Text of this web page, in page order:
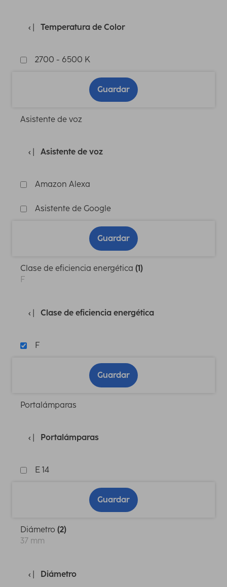
Temperatura de Color
2700 - 6500 K
Guardar
Asistente de voz
Asistente de voz
Amazon Alexa
Asistente de Google
Guardar
Clase de eficiencia energética (1)
F
Clase de eficiencia energética
F
Guardar
Portalámparas
Portalámparas
E 14
Guardar
Diámetro (2)
37 mm
Diámetro